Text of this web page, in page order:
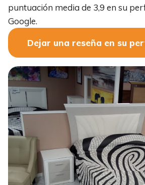
puntuación media de 3,9 en su
Google.
Dejar una reseña en su